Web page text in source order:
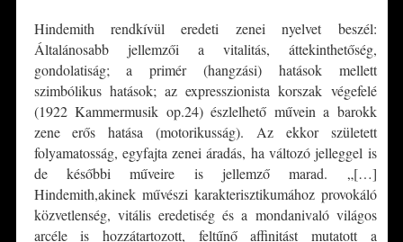
Hindemith rendkívül eredeti zenei nyelvet beszél:
Általánosabb jellemzői a vitalitás, áttekinthetőség,
gondolatiság; a primér (hangzási) hatások mellett
szimbólikus hatások; az expresszionista korszak végefelé
(1922 Kammermusik op.24) észlelhető művein a barokk
zene erős hatása (motorikusság). Az ekkor született
folyamatosság, egyfajta zenei áradás, ha változó jelleggel is
de későbbi műveire is jellemző marad. „[…]
Hindemith,akinek művészi karakterisztikumához provokáló
közvetlenség, vitális eredetiség és a mondanivaló világos
arcéle is hozzátartozott, feltűnő affinitást mutatott a